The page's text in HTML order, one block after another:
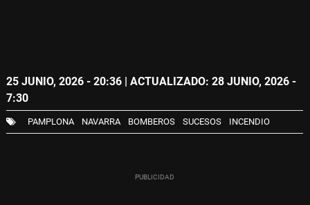
25 JUNIO, 2026 - 20:36 | ACTUALIZADO: 28 JUNIO, 2026 -
7:30
PAMPLONA NAVARRA BOMBEROS SUCESOS INCENDIO